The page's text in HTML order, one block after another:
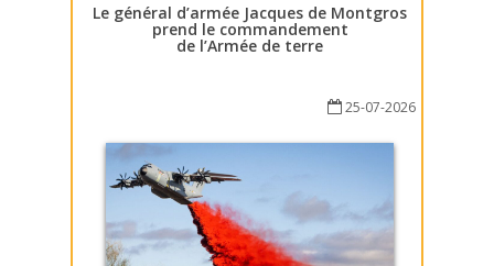
Le général d’armée Jacques de Montgros
prend le commandement
de l’Armée de terre
25-07-2026